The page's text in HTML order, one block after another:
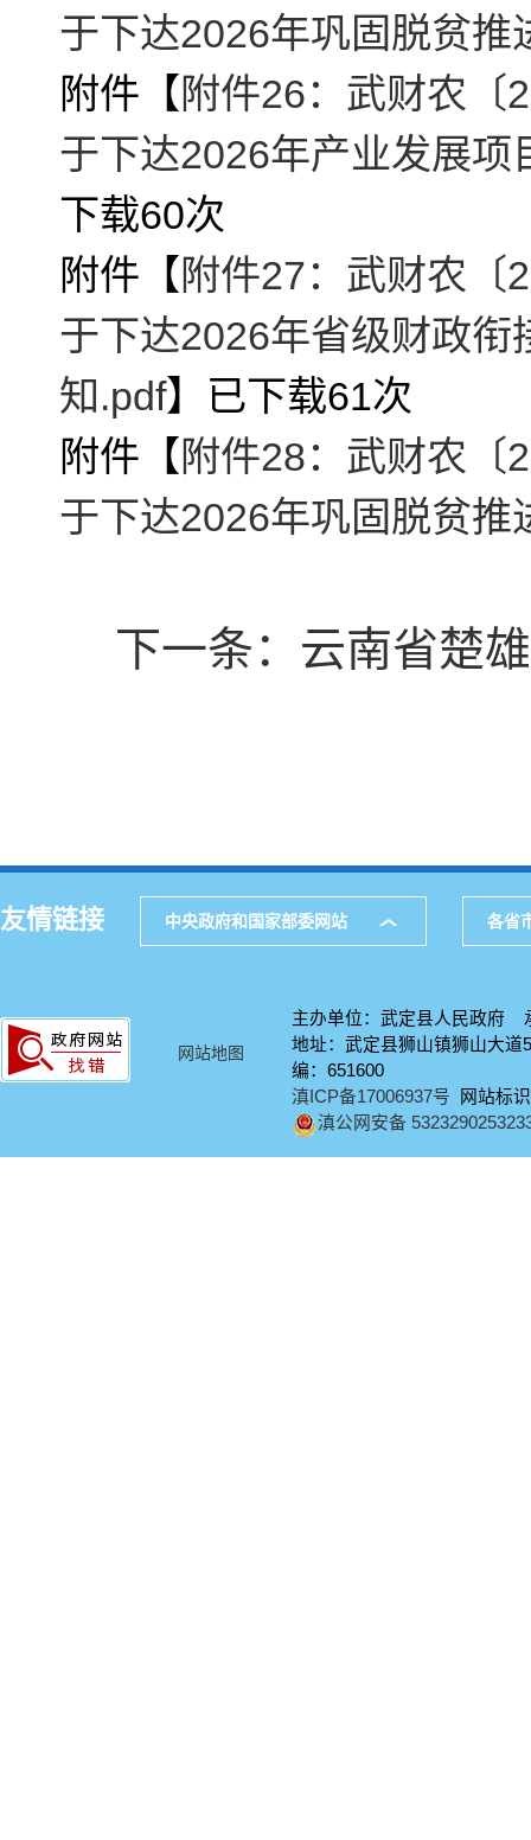
于下达2026年巩固脱贫
附件【 附件26：武财农〔
于下达2026年产业发展
下载60次
附件【 附件27：武财农〔
于下达2026年省级财政
知.pdf】已下载61次
附件【 附件28：武财农〔
于下达2026年巩固脱贫
下一条： 云南省楚
友情链接 中央政府和国家部委网站 各省
网站地图
主办单位：武定县人民政府
地址：武定县狮山镇狮山大
编：651600
滇ICP备17006937号 网站标
滇公网安备